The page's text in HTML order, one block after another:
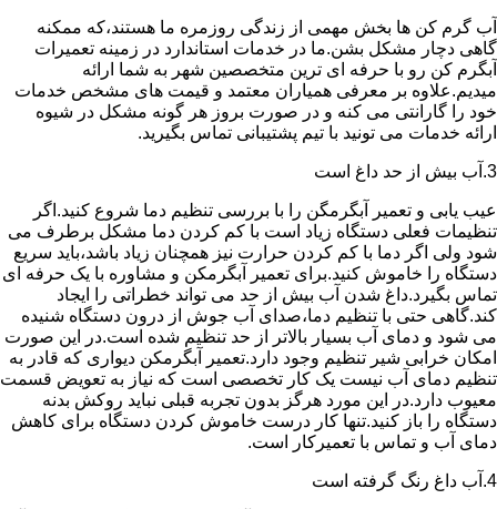
آب گرم کن ها بخش مهمی از زندگی روزمره ما هستند،که ممکنه
گاهی دچار مشکل بشن.ما در خدمات استاندارد در زمینه تعمیرات
آبگرم کن رو با حرفه ای ترین متخصصین شهر به شما ارائه
میدیم.علاوه بر معرفی همیاران معتمد و قیمت های مشخص خدمات
خود را گارانتی می کنه و در صورت بروز هر گونه مشکل در شیوه
ارائه خدمات می تونید با تیم پشتیبانی تماس بگیرید.
3.آب بیش از حد داغ است
عیب یابی و تعمیر آبگرمگن را با بررسی تنظیم دما شروع کنید.اگر
تنظیمات فعلی دستگاه زیاد است با کم کردن دما مشکل برطرف می
شود ولی اگر دما با کم کردن حرارت نیز همچنان زیاد باشد،باید سریع
دستگاه را خاموش کنید.برای تعمیر آبگرمکن و مشاوره با یک حرفه ای
تماس بگیرد.داغ شدن آب بیش از حد می تواند خطراتی را ایجاد
کند.گاهی حتی با تنظیم دما،صدای آب جوش از درون دستگاه شنیده
می شود و دمای آب بسیار بالاتر از حد تنظیم شده است.در این صورت
امکان خرابی شیر تنظیم وجود دارد.تعمیر آبگرمکن دیواری که قادر به
تنظیم دمای آب نیست یک کار تخصصی است که نیاز به تعویض قسمت
معیوب دارد.در این مورد هرگز بدون تجربه قبلی نباید روکش بدنه
دستگاه را باز کنید.تنها کار درست خاموش کردن دستگاه برای کاهش
دمای آب و تماس با تعمیرکار است.
4.آب داغ رنگ گرفته است